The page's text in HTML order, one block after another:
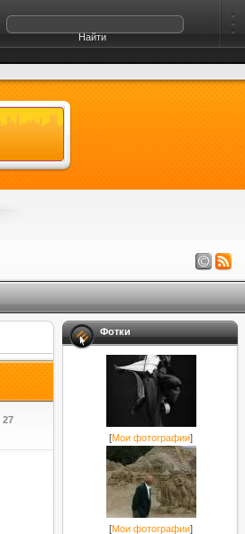
27
Фотки
[Мои фотографии]
[Мои фотографии]